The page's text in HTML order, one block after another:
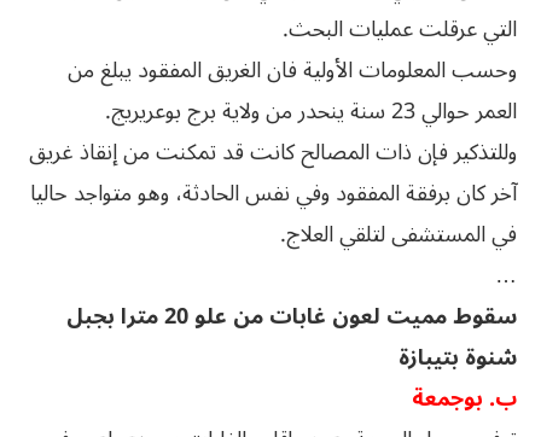
التي عرقلت عمليات البحث.
وحسب المعلومات الأولية فان الغريق المفقود يبلغ من
العمر حوالي 23 سنة ينحدر من ولاية برج بوعريريج.
وللتذكير فإن ذات المصالح كانت قد تمكنت من إنقاذ غريق
آخر كان برفقة المفقود وفي نفس الحادثة، وهو متواجد حاليا
في المستشفى لتلقي العلاج.
…
سقوط مميت لعون غابات من علو 20 مترا بجبل
شنوة بتيبازة
ب. بوجمعة